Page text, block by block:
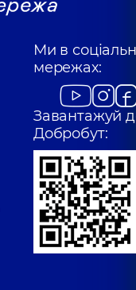
Ми в
мережах:
Завантажуй
Добробут: